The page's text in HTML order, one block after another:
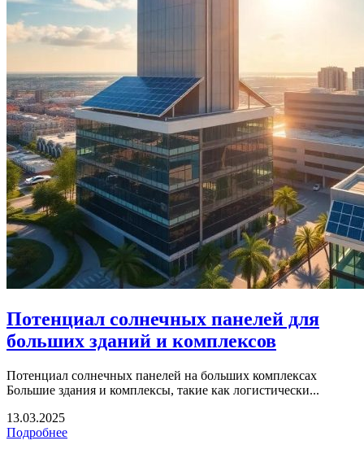
Потенциал солнечных панелей для
больших зданий и комплексов
Потенциал солнечных панелей на больших комплексах
Большие здания и комплексы, такие как логистически...
13.03.2025
Подробнее